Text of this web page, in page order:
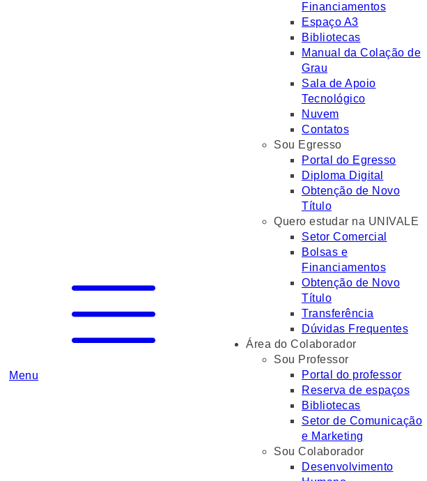
Menu
Financiamentos
Espaço A3
Bibliotecas
Manual da Colação de
Grau
Sala de Apoio
Tecnológico
Nuvem
Contatos
Sou Egresso
Portal do Egresso
Diploma Digital
Obtenção de Novo
Título
Quero estudar na UNIVALE
Setor Comercial
Bolsas e
Financiamentos
Obtenção de Novo
Título
Transferência
Dúvidas Frequentes
Área do Colaborador
Sou Professor
Portal do professor
Reserva de espaços
Bibliotecas
Setor de Comunicação
e Marketing
Sou Colaborador
Desenvolvimento